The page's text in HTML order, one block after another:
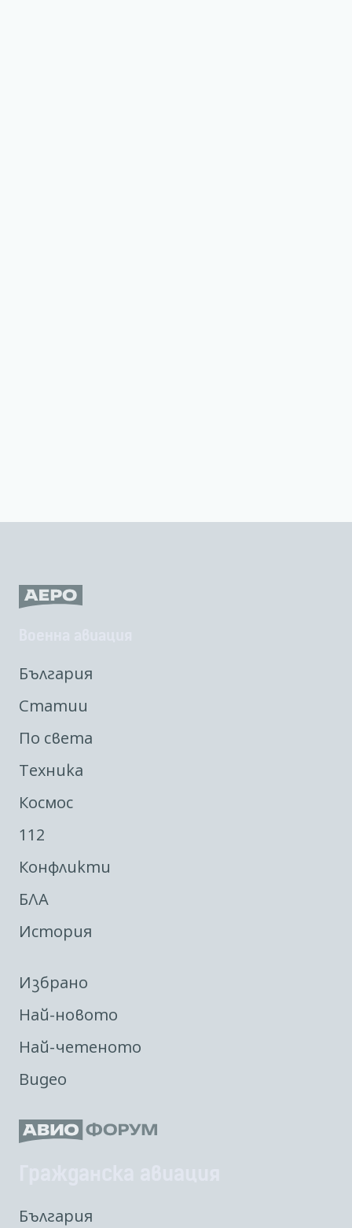
България
Статии
По света
Техника
Космос
112
Конфликти
БЛА
История
Избрано
Най-новото
Най-четеното
Видео
България